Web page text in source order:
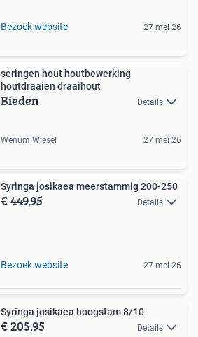
Bezoek website 27 mei 26
seringen hout houtbewerking
houtdraaien draaihout
Bieden Details
Wenum Wiesel 27 mei 26
Syringa josikaea meerstammig 200-250
€ 449,95 Details
Bezoek website 27 mei 26
Syringa josikaea hoogstam 8/10
€ 205,95 Details